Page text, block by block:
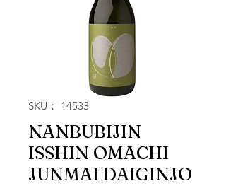
SKU： 14533
NANBUBIJIN
ISSHIN OMACHI
JUNMAI DAIGINJO